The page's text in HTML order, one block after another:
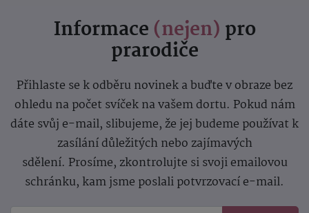
Informace (nejen) pro
prarodiče
Přihlaste se k odběru novinek a buďte v obraze bez
ohledu na počet svíček na vašem dortu. Pokud nám
dáte svůj e-mail, slibujeme, že jej budeme používat k
zasílání důležitých nebo zajímavých
sdělení. Prosíme, zkontrolujte si svoji emailovou
schránku, kam jsme poslali potvrzovací e-mail.